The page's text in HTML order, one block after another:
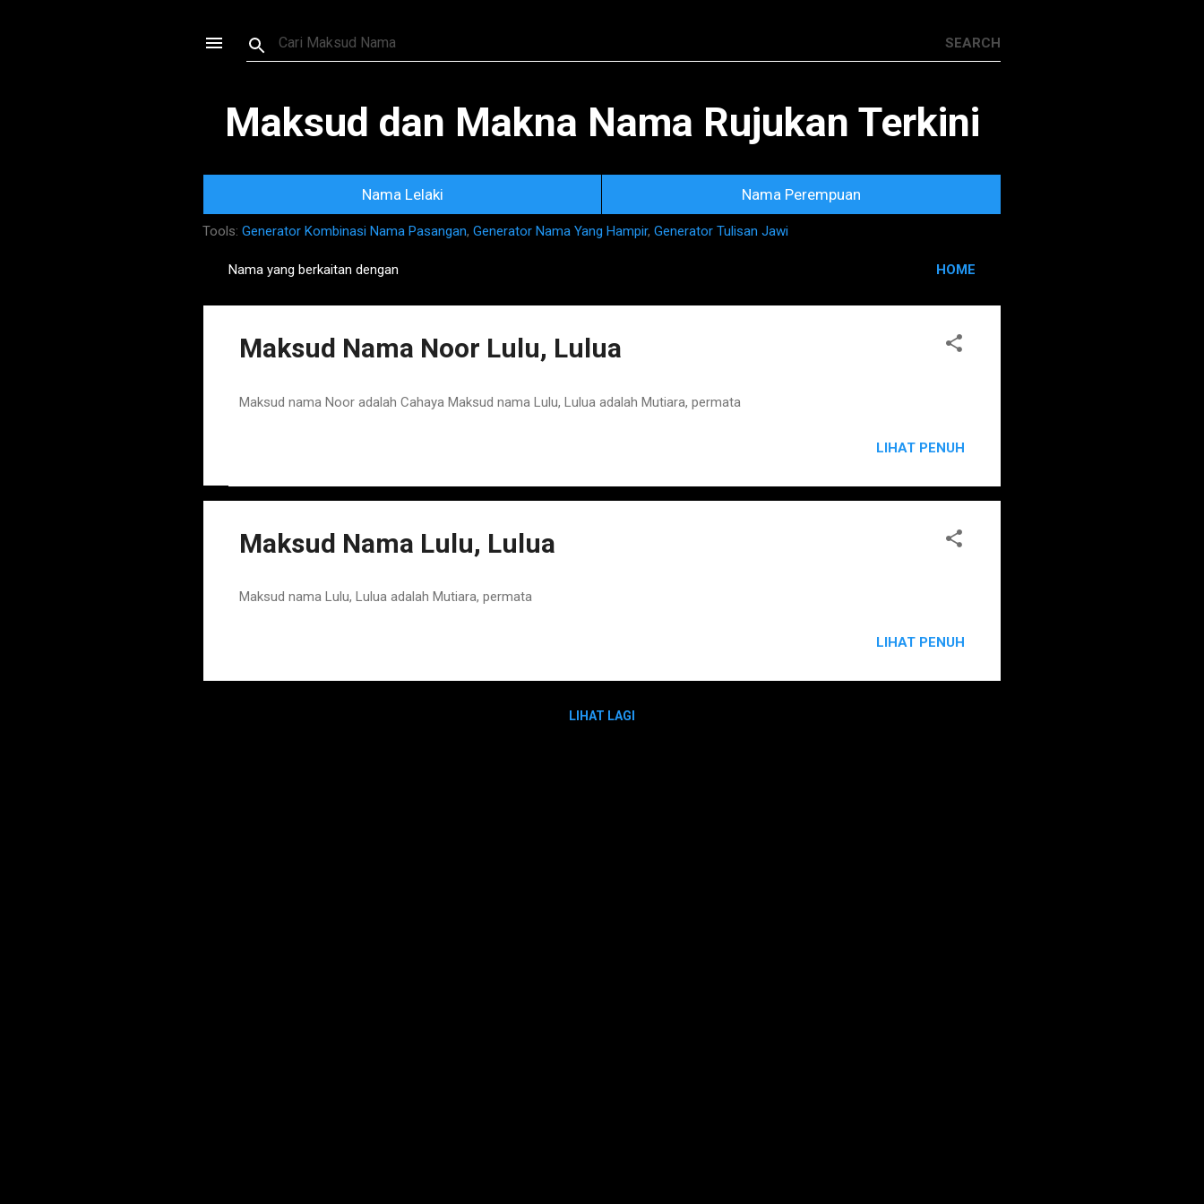
Maksud dan Makna Nama Rujukan Terkini
Nama Lelaki Nama Perempuan
Tools: Generator Kombinasi Nama Pasangan, Generator Nama Yang Hampir, Generator Tulisan Jawi
o
Nama yang berkaitan dengan HOME
Maksud Nama Noor Lulu, Lulua
Maksud nama Noor adalah Cahaya Maksud nama Lulu, Lulua adalah Mutiara, permata
LIHAT PENUH
Maksud Nama Lulu, Lulua
Maksud nama Lulu, Lulua adalah Mutiara, permata
LIHAT PENUH
LIHAT LAGI